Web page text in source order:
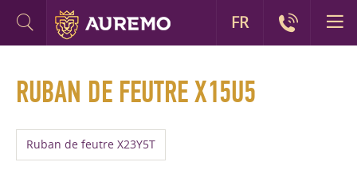
RUBAN DE FEUTRE X15U5
Ruban de feutre X23Y5T
FR